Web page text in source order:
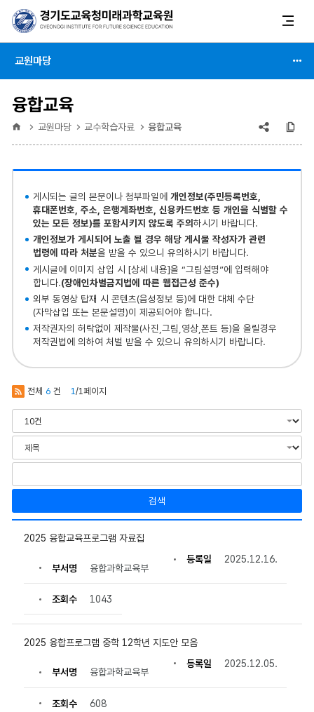
교원마당
융합교육
교원마당 교수학습자료 융합교육
공유
:
게시되는 글의 본문이나 첨부파일에 개인정보(주민등록번호,
휴대폰번호, 주소, 은행계좌번호, 신용카드번호 등 개인을 식별할 수
있는 모든 정보)를 포함시키지 않도록 주의하시기 바랍니다.
개인정보가 게시되어 노출 될 경우 해당 게시물 작성자가 관련
법령에 따라 처분을 받을 수 있으니 유의하시기 바랍니다.
게시글에 이미지 삽입 시 [상세 내용]을 “그림설명”에 입력해야
합니다.(장애인차별금지법에 따른 웹접근성 준수)
외부 동영상 탑재 시 콘텐츠(음성정보 등)에 대한 대체 수단
(자막삽입 또는 본문설명)이 제공되어야 합니다.
저작권자의 허락없이 제작물(사진,그림,영상,폰트 등)을 올릴경우
저작권법에 의하여 처벌 받을 수 있으니 유의하시기 바랍니다.
전체 6 건 1 /1페이지
검색
호,
2025 융합교육프로그램 자료집
부서명 융합과학교육부
등록일 2025.12.16.
조회수 1043
2025 융합프로그램 중학 12학년 지도안 모음
부서명 융합과학교육부
등록일 2025.12.05.
조회수 608